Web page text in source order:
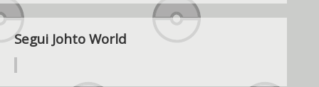
Segui Johto World